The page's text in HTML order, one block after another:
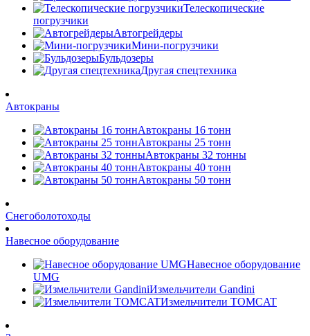
Телескопические
погрузчики
Автогрейдеры
Мини-погрузчики
Бульдозеры
Другая спецтехника
Автокраны
Автокраны 16 тонн
Автокраны 25 тонн
Автокраны 32 тонны
Автокраны 40 тонн
Автокраны 50 тонн
Снегоболотоходы
Навесное оборудование
Навесное оборудование
UMG
Измельчители Gandini
Измельчители TOMCAT